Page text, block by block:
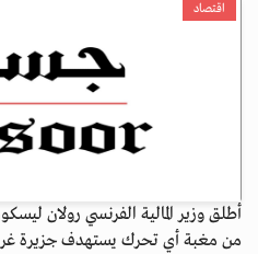
اقتصاد
أطلق وزير المالية الفرنسي رولان
من مغبة أي تحرك يستهدف جزيرة